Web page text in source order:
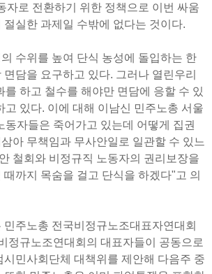
자로 전환하기 위한 정책으로 이번 싸움
절실한 과제일 수밖에 없다는 것이다.
수위를 높여 단식 농성에 돌입하는 한
담을 요구하고 있다. 그러나 열린우리
를 하고 철수를 해야만 면담에 응할 수 있
고 있다. 이에 대해 이남신 민주노총 서울
동자들은 죽어가고 있는데 어떻게 집권
아 무책임과 무사안일로 일관할 수 있느
철회와 비정규직 노동자의 권리보장을
까지 목숨을 걸고 단식을 하겠다"고 의
민주노총 전국비정규노조대표자연대회
정규노조연대회의 대표자들이 공동으로
시민사회단체 대책위를 제안해 다음주 중